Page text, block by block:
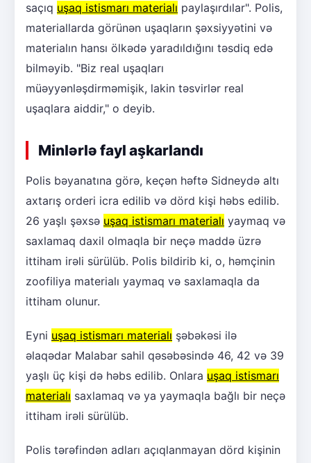
saçıq uşaq istismarı materialı paylaşırdılar". Polis,
materiallarda görünən uşaqların şəxsiyyətini və
materialın hansı ölkədə yaradıldığını təsdiq edə
bilməyib. "Biz real uşaqları
müəyyənləşdirməmişik, lakin təsvirlər real
uşaqlara aiddir," o deyib.
Minlərlə fayl aşkarlandı
Polis bəyanatına görə, keçən həftə Sidneydə altı
axtarış orderi icra edilib və dörd kişi həbs edilib.
26 yaşlı şəxsə uşaq istismarı materialı yaymaq və
saxlamaq daxil olmaqla bir neçə maddə üzrə
ittiham irəli sürülüb. Polis bildirib ki, o, həmçinin
zoofiliya materialı yaymaq və saxlamaqla da
ittiham olunur.
Eyni uşaq istismarı materialı şəbəkəsi ilə
əlaqədar Malabar sahil qəsəbəsində 46, 42 və 39
yaşlı üç kişi də həbs edilib. Onlara uşaq istismarı
materialı saxlamaq və ya yaymaqla bağlı bir neçə
ittiham irəli sürülüb.
Polis tərəfindən adları açıqlanmayan dörd kişinin